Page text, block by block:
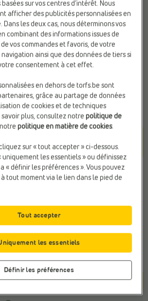
générale
taille habituelle
Panier
sur vos centres d’intérêt. Nous
afficher des publicités personnalisées en
Dans les deux cas, nous déterminons vos
combinant des informations issues de
vos commandes et favoris, de votre
ainsi que des données de tiers si
consentement à cet effet.
en dehors de torfs.be sont
grâce au partage de données
de cookies et de techniques
savoir plus, consultez notre politique de
politique en matière de cookies.
sur « tout accepter » ci-dessous.
uniquement les essentiels » ou définissez
« définir les préférences ». Vous pouvez
tout moment via le lien dans le pied de
Définir les préférences
les essentiels
Tout accepter